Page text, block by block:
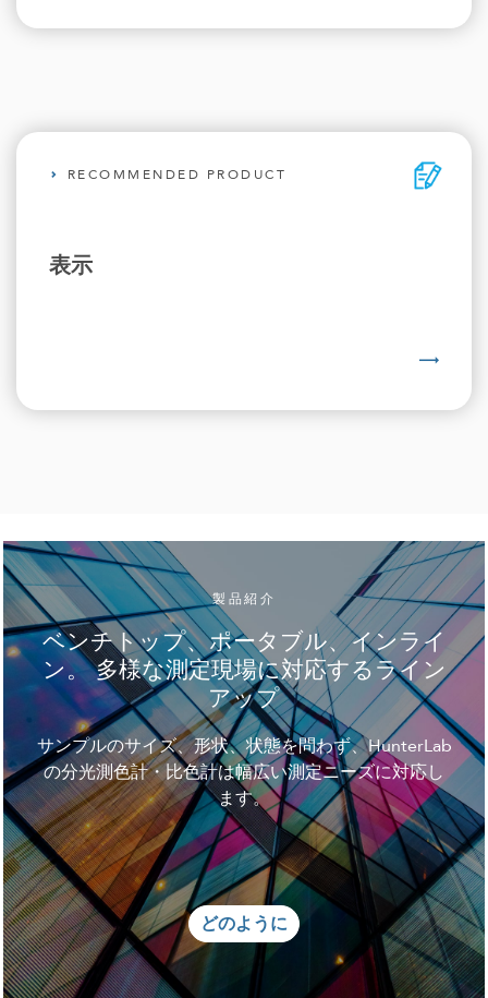
RECOMMENDED PRODUCT
表示
製品紹介
ベンチトップ、ポータブル、インライ
ン。 多様な測定現場に対応するライン
アップ
サンプルのサイズ、形状、状態を問わず、HunterLab
の分光測色計・比色計は幅広い測定ニーズに対応し
ます。
どのように